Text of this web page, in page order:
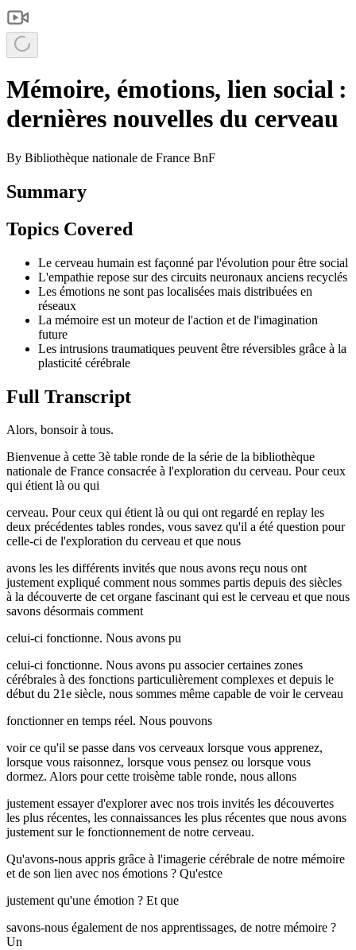
Mémoire, émotions, lien social :
dernières nouvelles du cerveau
By Bibliothèque nationale de France BnF
Summary
Topics Covered
Le cerveau humain est façonné par l'évolution pour être social
L'empathie repose sur des circuits neuronaux anciens recyclés
Les émotions ne sont pas localisées mais distribuées en
réseaux
La mémoire est un moteur de l'action et de l'imagination
future
Les intrusions traumatiques peuvent être réversibles grâce à la
plasticité cérébrale
Full Transcript
Alors, bonsoir à tous.
Bienvenue à cette 3è table ronde de la série de la bibliothèque
nationale de France consacrée à l'exploration du cerveau. Pour ceux
qui étient là ou qui
cerveau. Pour ceux qui étient là ou qui ont regardé en replay les
deux précédentes tables rondes, vous savez qu'il a été question pour
celle-ci de l'exploration du cerveau et que nous
avons les les différents invités que nous avons reçu nous ont
justement expliqué comment nous sommes partis depuis des siècles
à la découverte de cet organe fascinant qui est le cerveau et que nous
savons désormais comment
celui-ci fonctionne. Nous avons pu
celui-ci fonctionne. Nous avons pu associer certaines zones
cérébrales à des fonctions particulièrement complexes et depuis le
début du 21e siècle, nous sommes même capable de voir le cerveau
fonctionner en temps réel. Nous pouvons
voir ce qu'il se passe dans vos cerveaux lorsque vous apprenez,
lorsque vous raisonnez, lorsque vous pensez ou lorsque vous
dormez. Alors pour cette troisème table ronde, nous allons
justement essayer d'explorer avec nos trois invités les découvertes
les plus récentes, les connaissances les plus récentes que nous avons
justement sur le fonctionnement de notre cerveau.
Qu'avons-nous appris grâce à l'imagerie cérébrale de notre mémoire
et de son lien avec nos émotions ? Qu'estce
justement qu'une émotion ? Et que
savons-nous également de nos apprentissages, de notre mémoire ?
Un